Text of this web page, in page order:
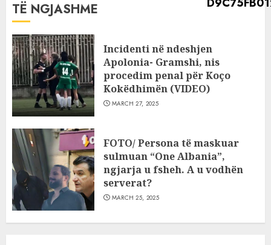
TË NGJASHME
Incidenti në ndeshjen
Apolonia- Gramshi, nis
procedim penal për Koço
Kokëdhimën (VIDEO)
MARCH 27, 2025
FOTO/ Persona të maskuar
sulmuan “One Albania”,
ngjarja u fsheh. A u vodhën
serverat?
MARCH 25, 2025